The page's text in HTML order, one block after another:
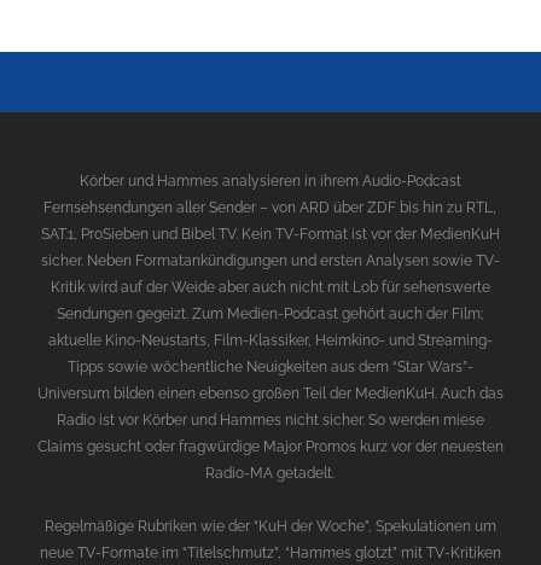
Körber und Hammes analysieren in ihrem Audio-Podcast
Fernsehsendungen aller Sender – von ARD über ZDF bis hin zu RTL,
SAT.1, ProSieben und Bibel TV. Kein TV-Format ist vor der MedienKuH
sicher. Neben Formatankündigungen und ersten Analysen sowie TV-
Kritik wird auf der Weide aber auch nicht mit Lob für sehenswerte
Sendungen gegeizt. Zum Medien-Podcast gehört auch der Film;
aktuelle Kino-Neustarts, Film-Klassiker, Heimkino- und Streaming-
Tipps sowie wöchentliche Neuigkeiten aus dem “Star Wars”-
Universum bilden einen ebenso großen Teil der MedienKuH. Auch das
Radio ist vor Körber und Hammes nicht sicher. So werden miese
Claims gesucht oder fragwürdige Major Promos kurz vor der neuesten
Radio-MA getadelt.
Regelmäßige Rubriken wie der “KuH der Woche”, Spekulationen um
neue TV-Formate im “Titelschmutz”, “Hammes glotzt” mit TV-Kritiken